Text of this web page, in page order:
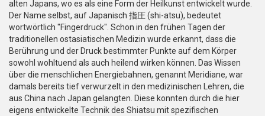
alten Japans, wo es als eine Form der Heilkunst entwickelt wurde.
Der Name selbst, auf Japanisch 指圧 (shi-atsu), bedeutet
wortwörtlich "Fingerdruck". Schon in den frühen Tagen der
traditionellen ostasiatischen Medizin wurde erkannt, dass die
Berührung und der Druck bestimmter Punkte auf dem Körper
sowohl wohltuend als auch heilend wirken können. Das Wissen
über die menschlichen Energiebahnen, genannt Meridiane, war
damals bereits tief verwurzelt in den medizinischen Lehren, die
aus China nach Japan gelangten. Diese konnten durch die hier
eigens entwickelte Technik des Shiatsu mit spezifischen